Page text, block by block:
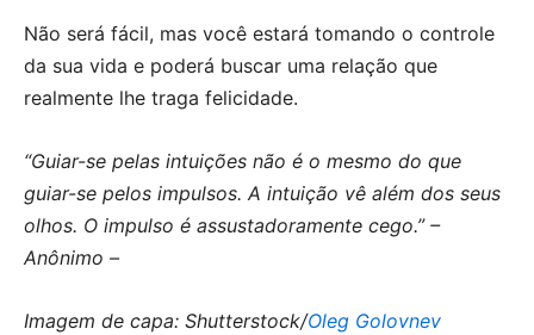
Não será fácil, mas você estará tomando o controle
da sua vida e poderá buscar uma relação que
realmente lhe traga felicidade.
“Guiar-se pelas intuições não é o mesmo do que
guiar-se pelos impulsos. A intuição vê além dos seus
olhos. O impulso é assustadoramente cego.” –
Anônimo –
Imagem de capa: Shutterstock/Oleg Golovnev